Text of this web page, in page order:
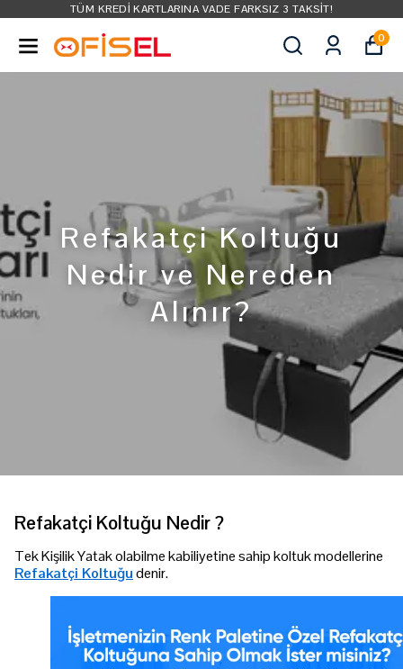
TÜM KREDI KARTLARINA VADE FARKSIZ 3 TAKSIT!
0
Refakatçi Koltuğu
Nedir ve Nereden
Alınır?
Refakatçi Koltuğu Nedir ?
Tek Kişilik Yatak olabilme kabiliyetine sahip koltuk modellerine
Refakatçi Koltuğudenir.